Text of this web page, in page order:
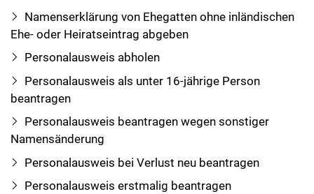
Namenserklärung von Ehegatten ohne inländischen
Ehe- oder Heiratseintrag abgeben
Personalausweis abholen
Personalausweis als unter 16-jährige Person
beantragen
Personalausweis beantragen wegen sonstiger
Namensänderung
Personalausweis bei Verlust neu beantragen
Personalausweis erstmalig beantragen